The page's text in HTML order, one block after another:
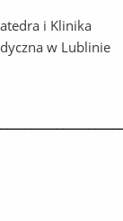
i Klinika
w Lublinie